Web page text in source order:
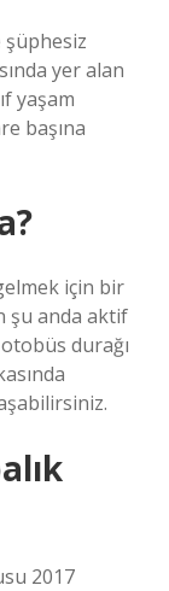
şüphesiz
yer alan
yaşam
başına
için bir
şu anda aktif
durağı
2017